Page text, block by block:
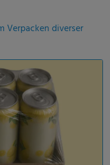
Verpacken diverser